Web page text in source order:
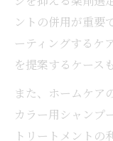
ントの併用が重要
ーティングするケ
を提案するケース
また、ホームケア
カラー用シャンプ
トリートメントの